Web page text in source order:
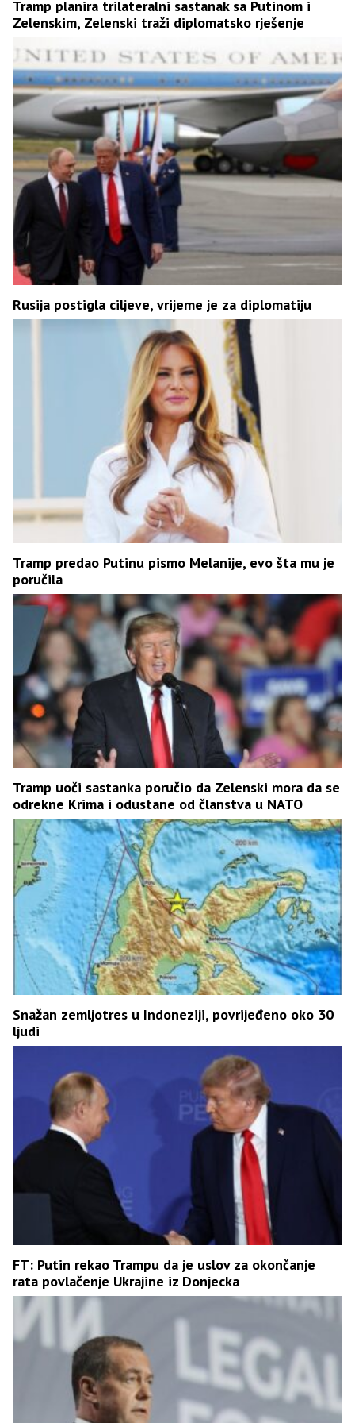
Tramp planira trilateralni sastanak sa Putinom i
Zelenskim, Zelenski traži diplomatsko rješenje
Rusija postigla ciljeve, vrijeme je za diplomatiju
Tramp predao Putinu pismo Melanije, evo šta mu je
poručila
Tramp uoči sastanka poručio da Zelenski mora da se
odrekne Krima i odustane od članstva u NATO
Snažan zemljotres u Indoneziji, povrijeđeno oko 30
ljudi
FT: Putin rekao Trampu da je uslov za okončanje
rata povlačenje Ukrajine iz Donjecka